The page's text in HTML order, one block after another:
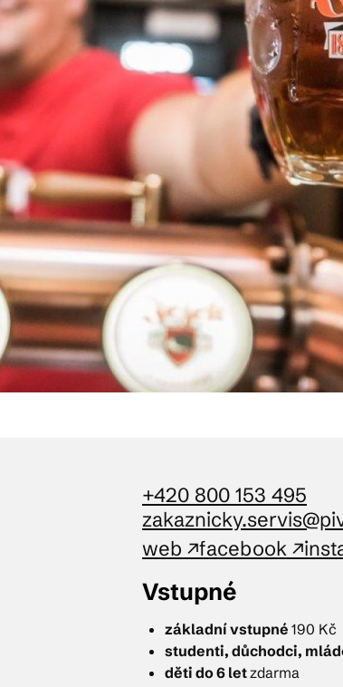
CS EN DE
© 2026 Brána Jihlavy
+420 800 153 495
web ↗facebook ↗
Vstupné
základní vstupné 190 Kč
studenti, důchodci,
děti do 6 letzdarma